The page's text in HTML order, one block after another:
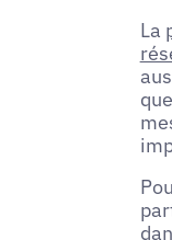
La